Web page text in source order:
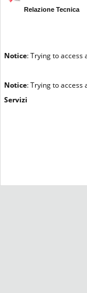
Relazione Tecnica
Notice: Trying to
Notice: Trying to
Servizi